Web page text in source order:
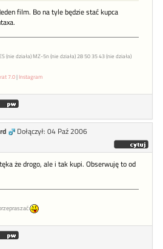
film. Bo na tyle będzie stać kupca
(nie działa) MZ-5n (nie działa) 28 50 35 43 (nie działa)
7.0|Instagram
Dołączył: 04 Paź 2006
że drogo, ale i tak kupi. Obserwuję to od